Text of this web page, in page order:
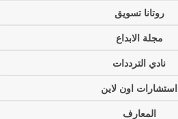
روتانا تسويق
مجلة الابداع
نادي الترددات
استشارات اون لاين
المعارف